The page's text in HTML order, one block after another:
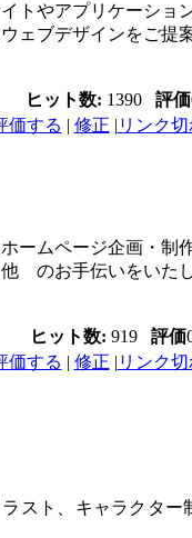
トやアプリケーショ
ェブデザインをご提
ヒット数: 1390 評価
価する | 修正 | リンク
ームページ企画・制
のお手伝いをいた
ヒット数: 919 評価
価する | 修正 | リンク
スト、キャラクタ